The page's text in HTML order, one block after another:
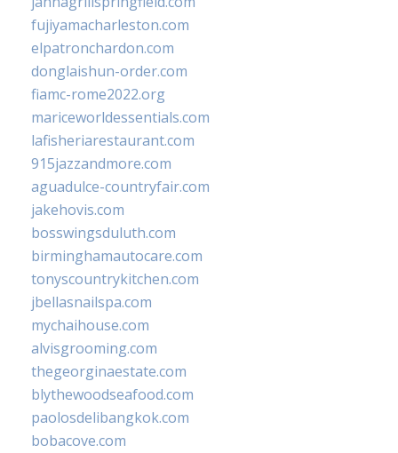
fujiyamacharleston.com
elpatronchardon.com
donglaishun-order.com
fiamc-rome2022.org
mariceworldessentials.com
lafisheriarestaurant.com
915jazzandmore.com
aguadulce-countryfair.com
jakehovis.com
bosswingsduluth.com
birminghamautocare.com
tonyscountrykitchen.com
jbellasnailspa.com
mychaihouse.com
alvisgrooming.com
thegeorginaestate.com
blythewoodseafood.com
paolosdelibangkok.com
bobacove.com